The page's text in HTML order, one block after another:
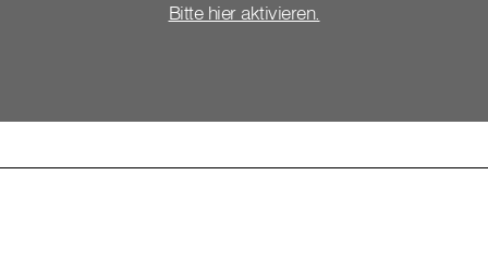
Bitte hier aktivieren.